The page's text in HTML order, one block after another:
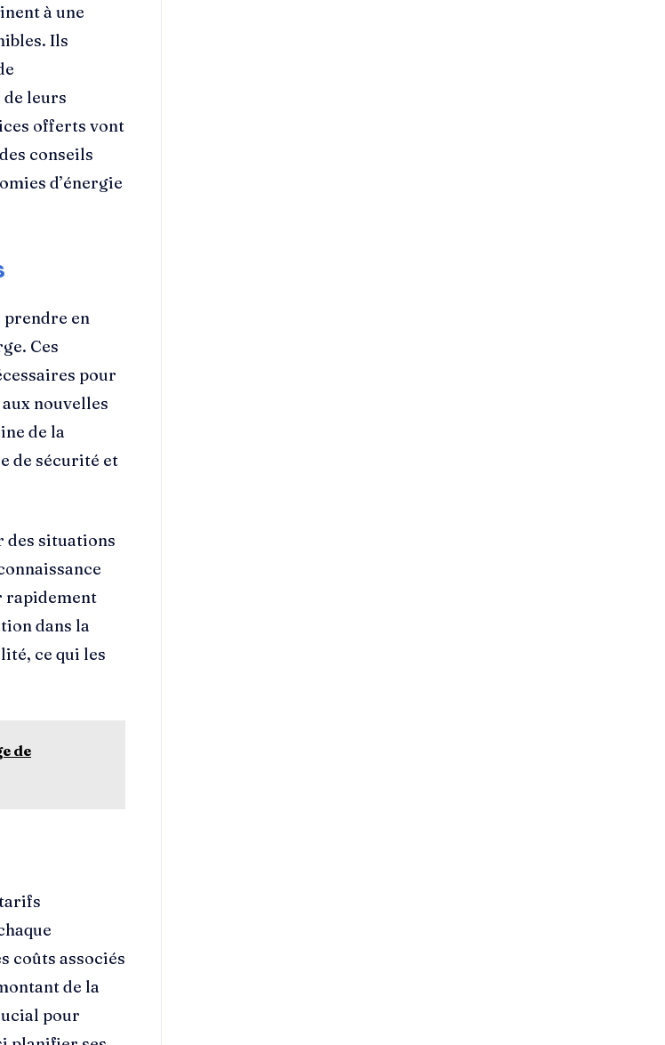
à une
Ils
leurs
offerts vont
conseils
d’énergie
en
Ces
pour
nouvelles
de la
de sécurité et
des situations
rapidement
dans la
ce qui les
de
coûts associés
de la
pour